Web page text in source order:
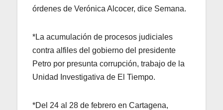
órdenes de Verónica Alcocer, dice Semana.
*La acumulación de procesos judiciales
contra alfiles del gobierno del presidente
Petro por presunta corrupción, trabajo de la
Unidad Investigativa de El Tiempo.
*Del 24 al 28 de febrero en Cartagena,